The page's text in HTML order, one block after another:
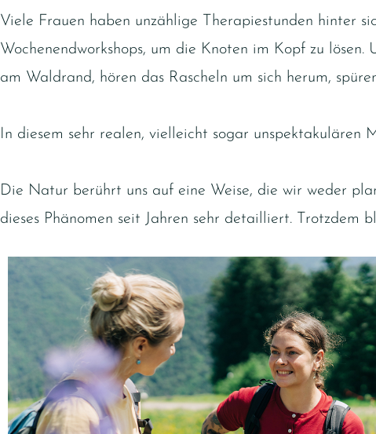
Viele Frauen haben unzählige Therapiestunden hinter
Wochenendworkshops, um die Knoten im Kopf zu
am Waldrand, hören das Rascheln um sich herum,
In diesem sehr realen, vielleicht sogar unspektakulären
Die Natur berührt uns auf eine Weise, die wir weder
dieses Phänomen seit Jahren sehr detailliert. Trotzdem